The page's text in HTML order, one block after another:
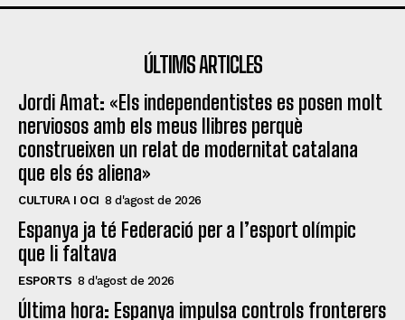
ÚLTIMS ARTICLES
Jordi Amat: «Els independentistes es posen molt
nerviosos amb els meus llibres perquè
construeixen un relat de modernitat catalana
que els és aliena»
CULTURA I OCI 8 d'agost de 2026
Espanya ja té Federació per a l’esport olímpic
que li faltava
ESPORTS 8 d'agost de 2026
Última hora: Espanya impulsa controls fronterers